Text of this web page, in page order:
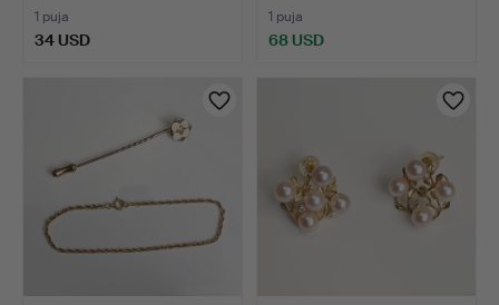
1 puja
34 USD
1 puja
68 USD